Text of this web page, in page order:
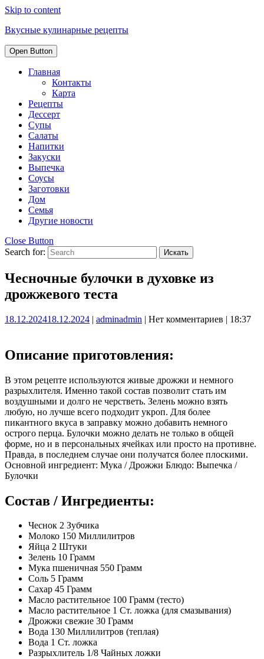
Skip to content
Вкусные кулинарные рецепты
Open Button
Главная
Контакты
Карта
Рецепты
Дессерт
Супы
Салаты
Напитки
Закуски
Выпечка
Соусы
Заготовки
Дом
Семья
Другие новости
Close Button
Search for:
Чесночные булочки в духовке из
дрожжевого теста
18.12.202418.12.2024 | adminadmin | Нет комментариев | 18:37
Описание приготовления:
В этом рецепте используются живые дрожжи и немного
разрыхлителя. Именно такой состав позволит стать им
воздушными и долго не черстветь. Зелень можно взять
любую, но лучше всего подходит укроп. Для более
пикантного вкуса в заправку можно добавить немного
острого перца. Булочки можно делать не только в общей
форме, но и в персональных ячейках или просто на противне.
Правда, в последнем случае они получатся более плоскими.
Основной ингредиент: Мука / Дрожжи Блюдо: Выпечка /
Булочки
Состав / Ингредиенты:
Чеснок 2 Зубчика
Молоко 150 Миллилитров
Яйца 2 Штуки
Зелень 10 Грамм
Мука пшеничная 550 Грамм
Соль 5 Грамм
Сахар 45 Грамм
Масло растительное 100 Грамм (тесто)
Масло растительное 1 Ст. ложка (для смазывания)
Дрожжи свежие 30 Грамм
Вода 130 Миллилитров (теплая)
Вода 1 Ст. ложка
Разрыхлитель 1/8 Чайных ложки